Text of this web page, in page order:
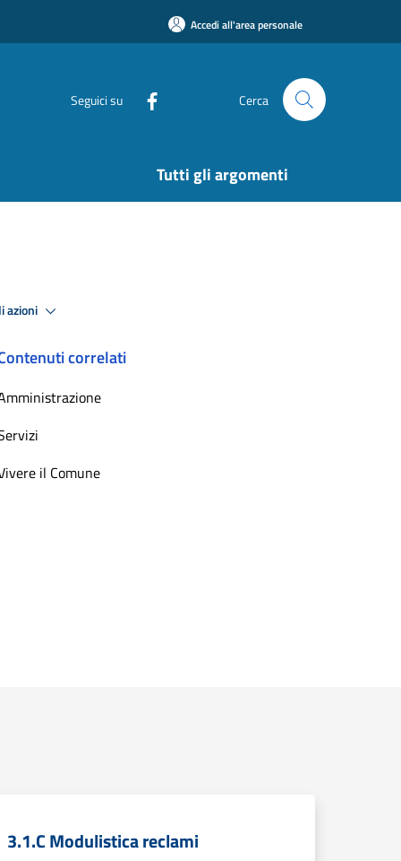
Accedi all'area personale
Seguici su Cerca
Tutti gli argomenti
azioni
correlati
il Comune
3.1.C Modulistica reclami